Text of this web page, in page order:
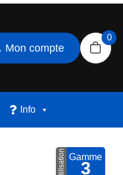
Mon compte
0
Info
Utilisation Gamme
3